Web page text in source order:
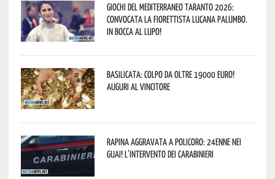
Giochi del Mediterraneo Taranto 2026:
convocata la fiorettista lucana Palumbo.
In bocca al lupo!
Basilicata: colpo da oltre 19000 Euro!
Auguri al vincitore
Rapina aggravata a Policoro: 24enne nei
guai! L’intervento dei Carabinieri